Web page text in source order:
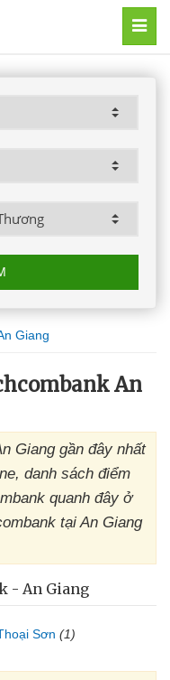
Giang
An
Giang gần đây nhất
danh sách điểm
quanh đây ở
tại An Giang
- An Giang
Sơn (1)